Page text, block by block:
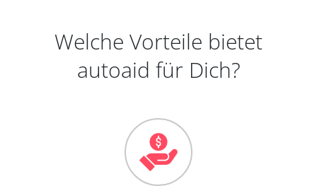
Welche Vorteile bietet
autoaid für Dich?